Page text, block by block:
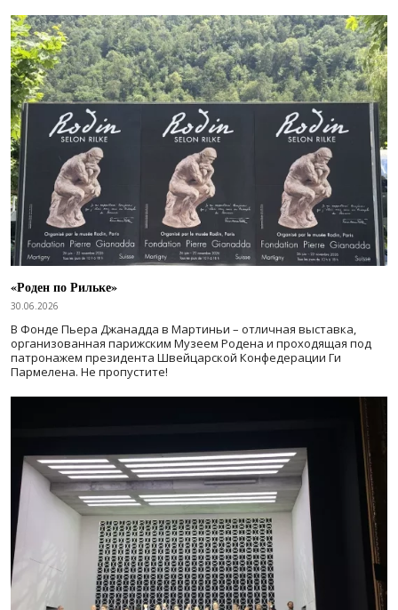
«Роден по Рильке»
30.06.2026
В Фонде Пьера Джанадда в Мартиньи – отличная выставка,
организованная парижским Музеем Родена и проходящая под
патронажем президента Швейцарской Конфедерации Ги
Пармелена. Не пропустите!